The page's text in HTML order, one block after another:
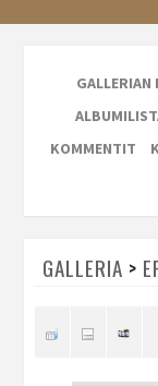
GALLERIAN
KOMMENTIT
GALLERIA >